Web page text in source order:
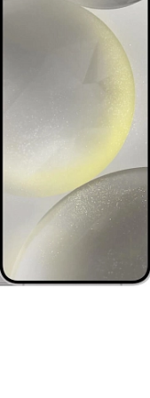
iPhone
iPhone 12
iPhone 11
iPhone SE
Poco
F Series
M Series